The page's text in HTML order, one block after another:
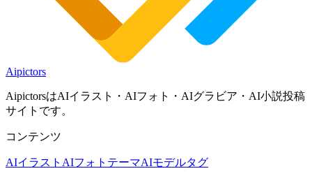
Aipictors
AipictorsはAIイラスト・AIフォト・AIグラビア・AI小説投稿
サイトです。
コンテンツ
AIイラスト AIフォト テーマAIモデルタグ